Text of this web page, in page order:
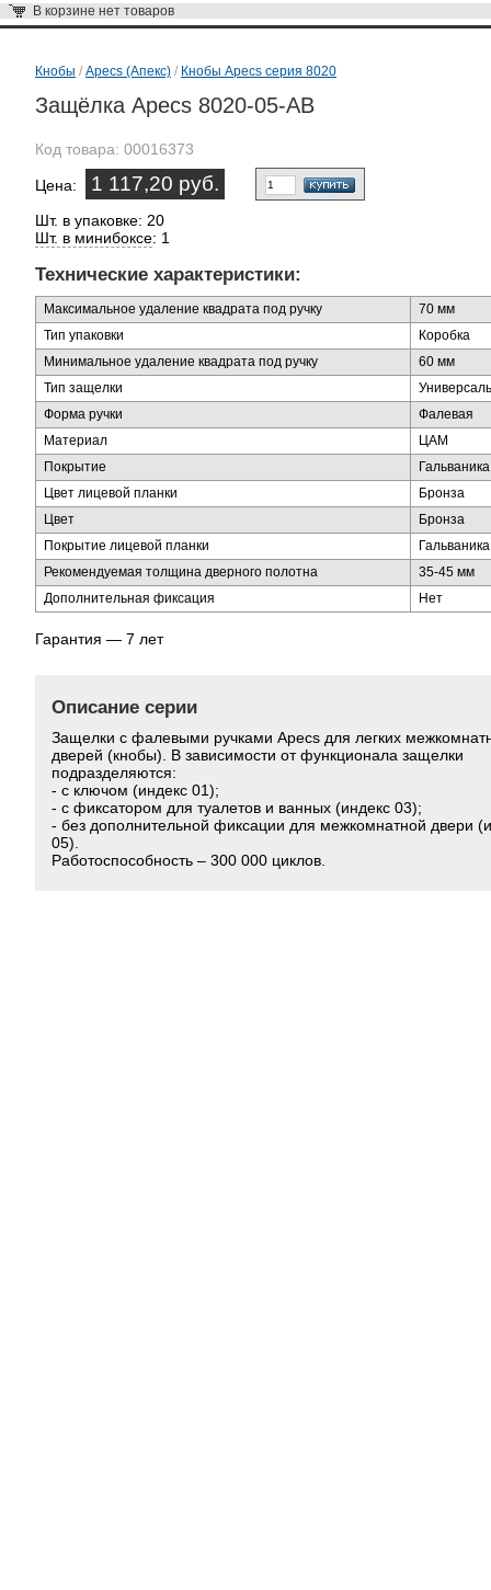
В корзине нет товаров
Кнобы / Apecs (Апекс) / Кнобы Apecs серия 8020
Защёлка Apecs 8020-05-AB
Код товара: 00016373
Цена: 1 117,20 руб.
Шт. в упаковке: 20
Шт. в минибоксе: 1
Технические характеристики:
Максимальное удаление квадрата под ручку
70 мм
Тип упаковки
Коробка
Минимальное удаление квадрата под ручку
60 мм
Тип защелки
Форма ручки
Фалевая
Материал
ЦАМ
Покрытие
Гальваника
Цвет лицевой планки
Бронза
Цвет
Бронза
Покрытие лицевой планки
Гальваника
Рекомендуемая толщина дверного полотна
35-45 мм
Дополнительная фиксация
Нет
Гарантия — 7 лет
Описание серии
Защелки с фалевыми ручками Apecs для легких
дверей (кнобы). В зависимости от функционала защелки
подразделяются:
- с ключом (индекс 01);
- с фиксатором для туалетов и ванных (индекс 03);
- без дополнительной фиксации для межкомнатной двери
05).
Работоспособность – 300 000 циклов.